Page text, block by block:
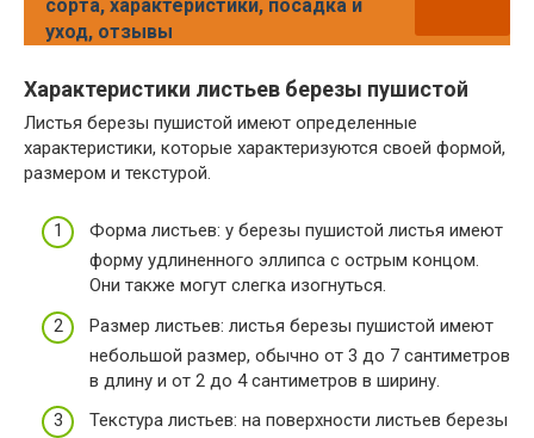
сорта, характеристики, посадка и
уход, отзывы
Характеристики листьев березы пушистой
Листья березы пушистой имеют определенные
характеристики, которые характеризуются своей формой,
размером и текстурой.
Форма листьев: у березы пушистой листья имеют
форму удлиненного эллипса с острым концом.
Они также могут слегка изогнуться.
Размер листьев: листья березы пушистой имеют
небольшой размер, обычно от 3 до 7 сантиметров
в длину и от 2 до 4 сантиметров в ширину.
Текстура листьев: на поверхности листьев березы